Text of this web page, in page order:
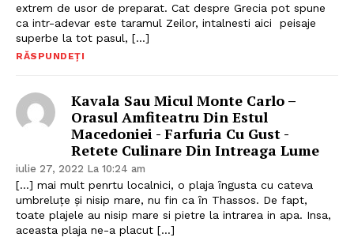
extrem de usor de preparat. Cat despre Grecia pot spune
ca intr-adevar este taramul Zeilor, intalnesti aici peisaje
superbe la tot pasul, […]
RĂSPUNDEȚI
Kavala Sau Micul Monte Carlo –
Orasul Amfiteatru Din Estul
Macedoniei - Farfuria Cu Gust -
Retete Culinare Din Intreaga Lume
iulie 27, 2022 La 10:24 am
[…] mai mult penrtu localnici, o plaja ȋngusta cu cateva
umbreluțe și nisip mare, nu fin ca ȋn Thassos. De fapt,
toate plajele au nisip mare si pietre la intrarea in apa. Insa,
aceasta plaja ne-a placut […]